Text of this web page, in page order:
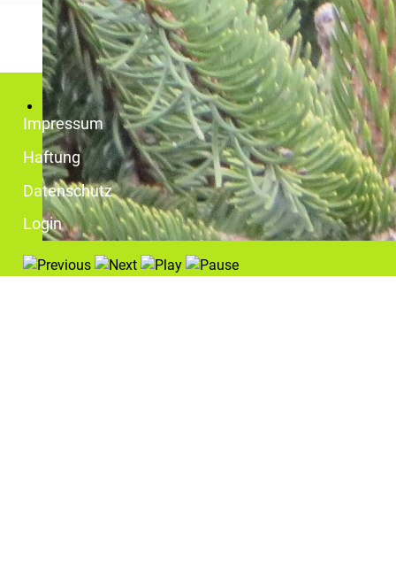
Impressum
Haftung
Datenschutz
Login